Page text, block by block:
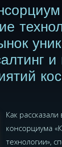
и
Как
консорциума
технологии»,